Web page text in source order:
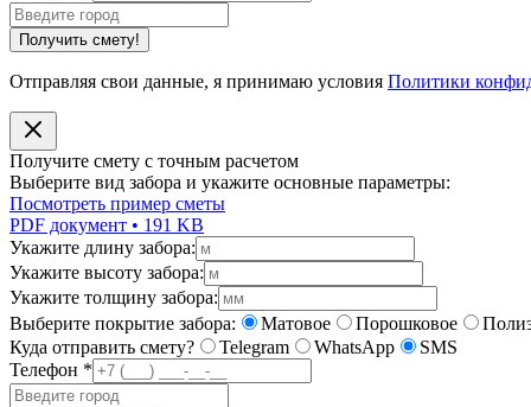
Получить смету!
Отправляя свои данные, я принимаю условия Политики
Получите смету с точным расчетом
Выберите вид забора и укажите основные параметры:
Посмотреть пример сметы
PDF документ • 191 KB
Укажите длину забора:
Укажите высоту забора:
Укажите толщину забора:
Выберите покрытие забора:
Матовое Порошковое
Куда отправить смету?
Telegram WhatsApp
SMS
Телефон *